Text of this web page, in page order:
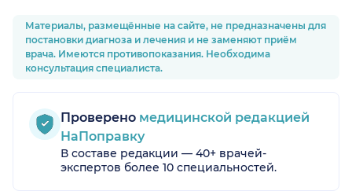
Материалы, размещённые на сайте, не предназначены для
постановки диагноза и лечения и не заменяют приём
врача. Имеются противопоказания. Необходима
консультация специалиста.
Проверено медицинской редакцией
НаПоправку
В составе редакции — 40+ врачей-
экспертов более 10 специальностей.